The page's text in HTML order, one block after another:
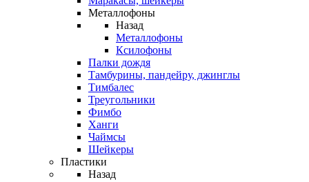
Металлофоны
Назад
Металлофоны
Ксилофоны
Палки дождя
Тамбурины, пандейру, джинглы
Тимбалес
Треугольники
Фимбо
Ханги
Чаймсы
Шейкеры
Пластики
Назад